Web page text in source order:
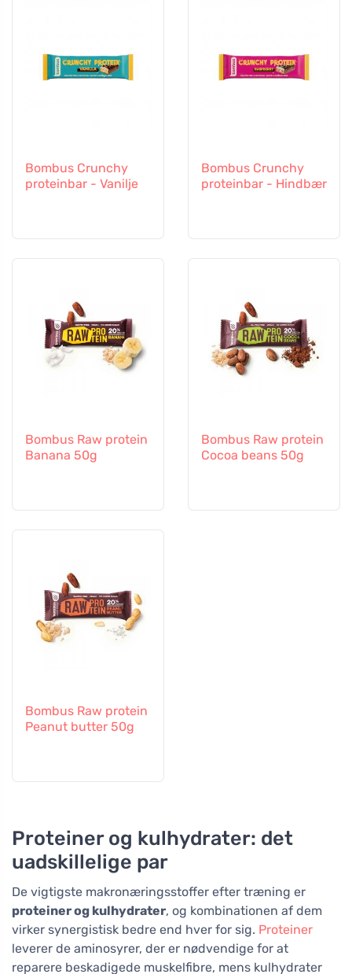
Bombus Crunchy
proteinbar - Vanilje
Bombus Crunchy
proteinbar - Hindbær
Bombus Raw protein
Banana 50g
Bombus Raw protein
Cocoa beans 50g
Bombus Raw protein
Peanut butter 50g
Proteiner og kulhydrater: det
uadskillelige par
De vigtigste makronæringsstoffer efter træning er
proteiner og kulhydrater, og kombinationen af dem
virker synergistisk bedre end hver for sig. Proteiner
leverer de aminosyrer, der er nødvendige for at
reparere beskadigede muskelfibre, mens kulhydrater